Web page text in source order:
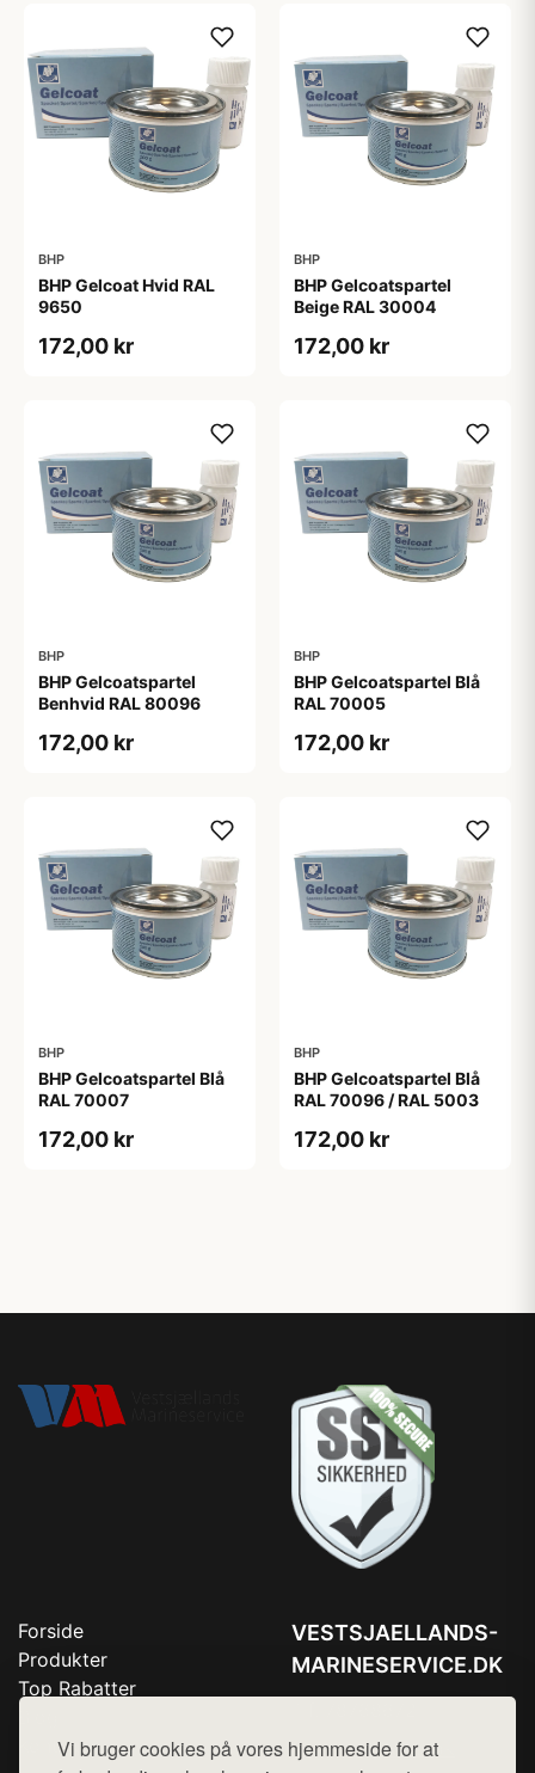
Vi bruger cookies på vores hjemmeside for at
BHP
BHP Gelcoat Hvid RAL
9650
172,00 kr
BHP
BHP Gelcoatspartel
Beige RAL 30004
172,00 kr
BHP
BHP Gelcoatspartel
Benhvid RAL 80096
172,00 kr
BHP
BHP Gelcoatspartel Blå
RAL 70005
172,00 kr
BHP
BHP Gelcoatspartel Blå
RAL 70007
172,00 kr
BHP
BHP Gelcoatspartel Blå
RAL 70096 / RAL 5003
172,00 kr
Forside
Produkter
Top Rabatter
Kontakt
VESTSJAELLANDS-
MARINESERVICE.DK
Mail:hej@want.dk